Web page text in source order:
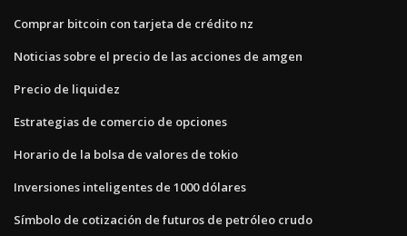
Comprar bitcoin con tarjeta de crédito nz
Noticias sobre el precio de las acciones de amgen
Precio de liquidez
Estrategias de comercio de opciones
Horario de la bolsa de valores de tokio
Inversiones inteligentes de 1000 dólares
Símbolo de cotización de futuros de petróleo crudo